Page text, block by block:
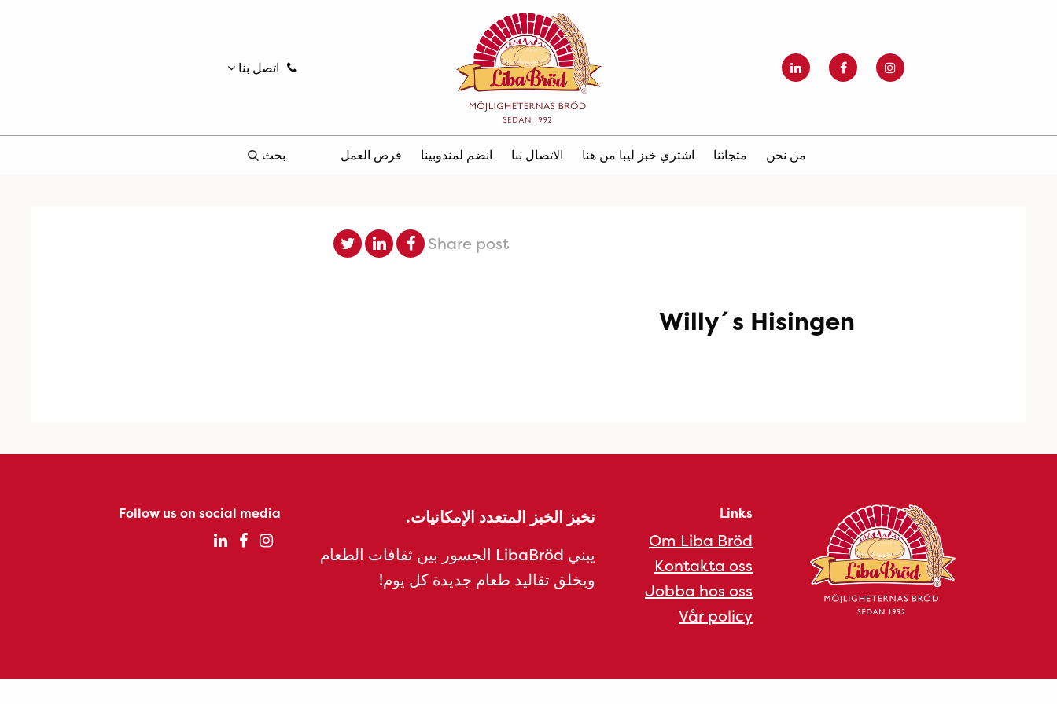
اتصل بنا
من نحن متجاتنا اشتري خبز ليبا من هنا الاتصال بنا انضم لمندوبينا فرص العمل بحث
Share post
Willy´s Hisingen
Links
Om Liba Bröd
Kontakta oss
Jobba hos oss
Vår policy
نخبز الخبز المتعدد الإمكانيات.
يبني LibaBröd الجسور بين ثقافات الطعام
ويخلق تقاليد طعام جديدة كل يوم!
Follow us on social media